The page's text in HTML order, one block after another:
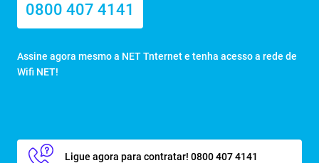
0800 407 4141
Assine agora mesmo a NET Tnternet e tenha acesso a rede de
Wifi NET!
Ligue agora para contratar! 0800 407 4141